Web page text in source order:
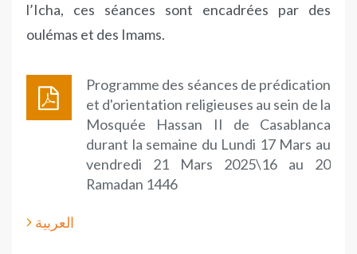
l’Icha, ces séances sont encadrées par des
oulémas et des Imams.
Programme des séances de prédication
et d'orientation religieuses au sein de la
Mosquée Hassan II de Casablanca
durant la semaine du Lundi 17 Mars au
vendredi 21 Mars 2025\16 au 20
Ramadan 1446
العربية